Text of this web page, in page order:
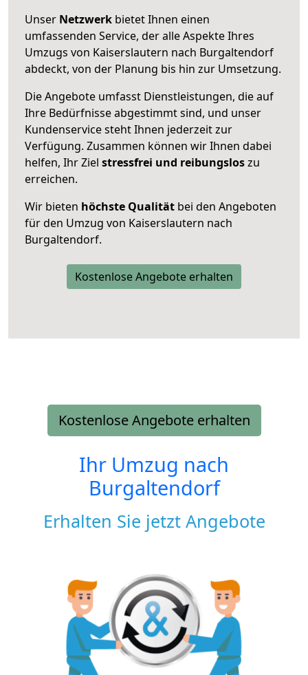
Unser Netzwerk bietet Ihnen einen
umfassenden Service, der alle Aspekte Ihres
Umzugs von Kaiserslautern nach Burgaltendorf
abdeckt, von der Planung bis hin zur Umsetzung.
Die Angebote umfasst Dienstleistungen, die auf
Ihre Bedürfnisse abgestimmt sind, und unser
Kundenservice steht Ihnen jederzeit zur
Verfügung. Zusammen können wir Ihnen dabei
helfen, Ihr Ziel stressfrei und reibungsloszu
erreichen.
Wir bieten höchste Qualität bei den Angeboten
für den Umzug von Kaiserslautern nach
Burgaltendorf.
Kostenlose Angebote erhalten
Kostenlose Angebote erhalten
Ihr Umzug nach
Burgaltendorf
Erhalten Sie jetzt Angebote